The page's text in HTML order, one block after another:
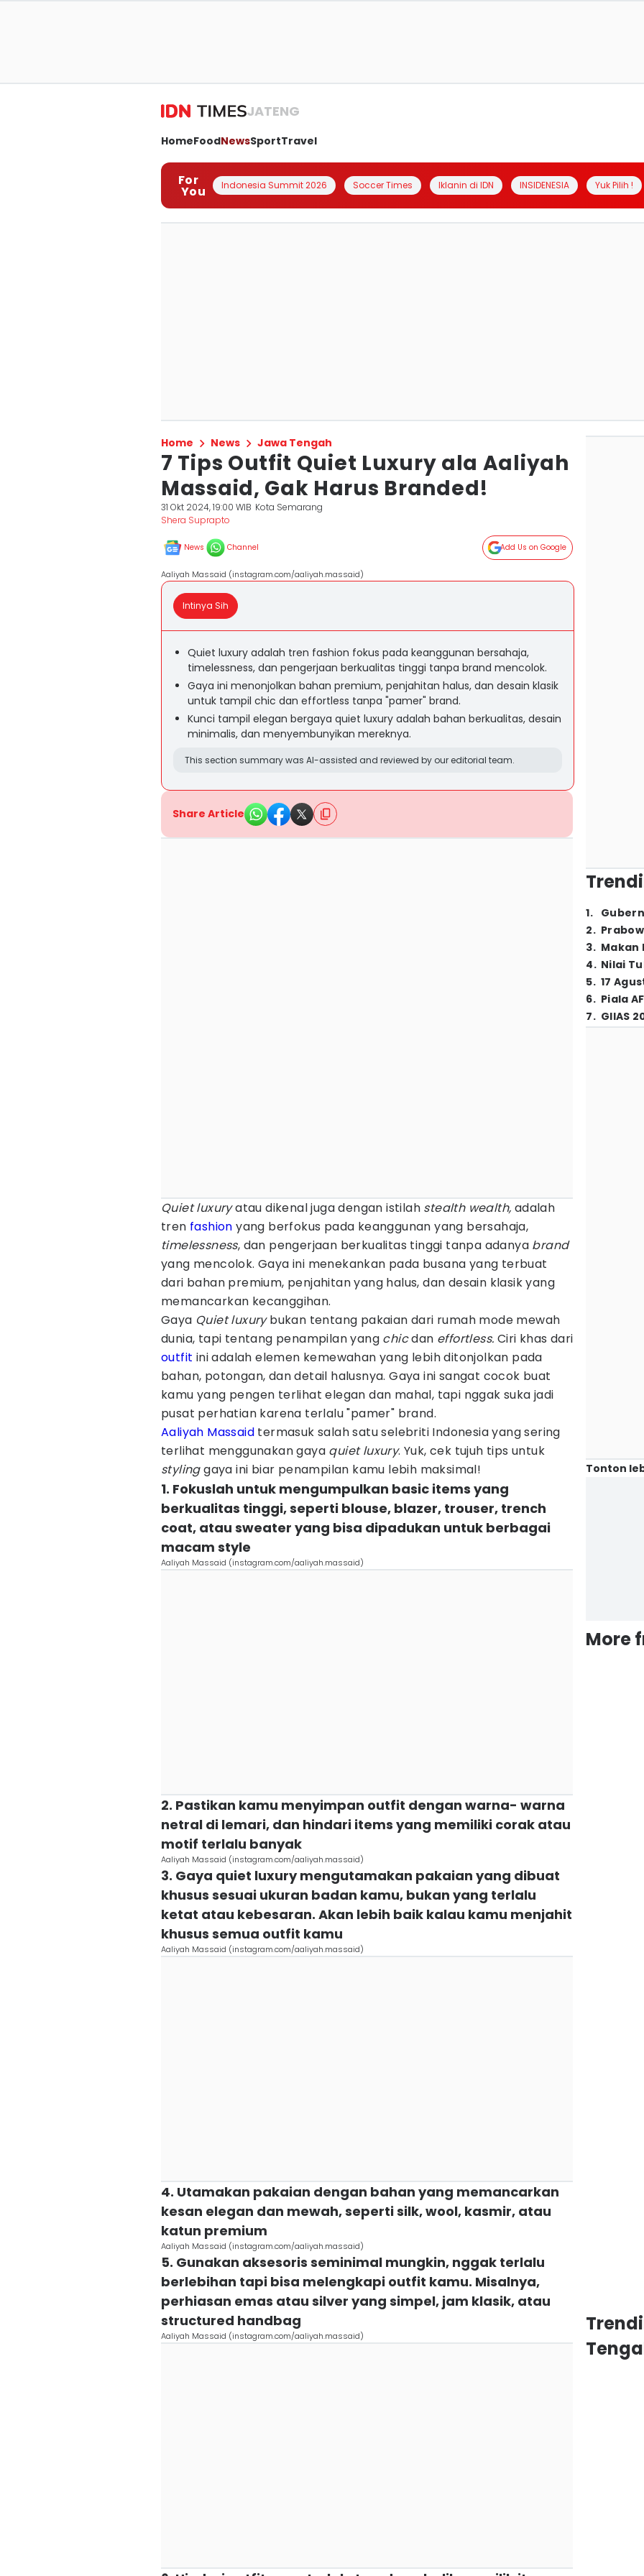
JATENG
HomeFoodNewsSportTravel
For
You Indonesia Summit 2026 Soccer Times Iklanin di IDN INSIDENESIA Yuk Pilih !
Home News Jawa Tengah
7 Tips Outfit Quiet Luxury ala Aaliyah
Massaid, Gak Harus Branded!
31 Okt 2024, 19:00 WIB Kota Semarang
Shera Suprapto
News Channel Add Us on Google
Aaliyah Massaid (instagram.com/aaliyah.massaid)
Intinya Sih
Quiet luxury adalah tren fashion fokus pada keanggunan bersahaja,
timelessness, dan pengerjaan berkualitas tinggi tanpa brand mencolok.
Gaya ini menonjolkan bahan premium, penjahitan halus, dan desain klasik
untuk tampil chic dan effortless tanpa "pamer" brand.
Kunci tampil elegan bergaya quiet luxury adalah bahan berkualitas, desain
minimalis, dan menyembunyikan mereknya.
This section summary was AI-assisted and reviewed by our editorial team.
Share Article
Quiet luxuryatau dikenal juga dengan istilah stealth wealth, adalah
tren fashion yang berfokus pada keanggunan yang bersahaja,
timelessness, dan pengerjaan berkualitas tinggi tanpa adanya brand
yang mencolok. Gaya ini menekankan pada busana yang terbuat
dari bahan premium, penjahitan yang halus, dan desain klasik yang
memancarkan kecanggihan.
Gaya Quiet luxurybukan tentang pakaian dari rumah mode mewah
dunia, tapi tentang penampilan yang chicdan effortless. Ciri khas dari
outfit ini adalah elemen kemewahan yang lebih ditonjolkan pada
bahan, potongan, dan detail halusnya. Gaya ini sangat cocok buat
kamu yang pengen terlihat elegan dan mahal, tapi nggak suka jadi
pusat perhatian karena terlalu "pamer" brand.
Aaliyah Massaid termasuk salah satu selebriti Indonesia yang sering
terlihat menggunakan gaya quiet luxury. Yuk, cek tujuh tips untuk
stylinggaya ini biar penampilan kamu lebih maksimal!
1. Fokuslah untuk mengumpulkan basic items yang
berkualitas tinggi, seperti blouse, blazer, trouser, trench
coat, atau sweater yang bisa dipadukan untuk berbagai
macam style
Aaliyah Massaid (instagram.com/aaliyah.massaid)
2. Pastikan kamu menyimpan outfit dengan warna- warna
netral di lemari, dan hindari items yang memiliki corak atau
motif terlalu banyak
Aaliyah Massaid (instagram.com/aaliyah.massaid)
3. Gaya quiet luxury mengutamakan pakaian yang dibuat
khusus sesuai ukuran badan kamu, bukan yang terlalu
ketat atau kebesaran. Akan lebih baik kalau kamu menjahit
khusus semua outfit kamu
Aaliyah Massaid (instagram.com/aaliyah.massaid)
4. Utamakan pakaian dengan bahan yang memancarkan
kesan elegan dan mewah, seperti silk, wool, kasmir, atau
katun premium
Aaliyah Massaid (instagram.com/aaliyah.massaid)
5. Gunakan aksesoris seminimal mungkin, nggak terlalu
berlebihan tapi bisa melengkapi outfit kamu. Misalnya,
perhiasan emas atau silver yang simpel, jam klasik, atau
structured handbag
Aaliyah Massaid (instagram.com/aaliyah.massaid)
1.
2.
3. Makan
4. Nilai
5. 17
6. Piala
7. GIIAS
Tonton
More